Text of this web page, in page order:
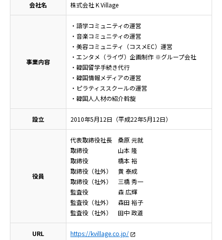
会社名 株式会社 K Village
事業内容
・語学コミュニティの運営
・音楽コミュニティの運営
・美容コミュニティ（コスメEC）運営
・エンタメ（ライヴ）企画制作 ※グループ会社
・韓国留学手続き代行
・韓国情報メディアの運営
・ピラティススクールの運営
・韓国人人材の紹介斡旋
設立 2010年5月12日（平成22年5月12日）
役員
代表取締役社長 桑原 元就
取締役 山本 隆
取締役 橋本 裕
取締役（社外） 黄 泰成
取締役（社外） 三橋 秀一
監査役 森 広輝
監査役（社外） 森田 裕子
監査役（社外） 田中 政道
URL https://kvillage.co.jp/